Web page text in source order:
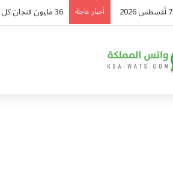
أخبار عاجلة 36 مليون فنجان كل يوم.. تقرير: السعودية ثانية العرب في استهلاك القهوة وسوقها يتجه نحو 40 مليار ريال